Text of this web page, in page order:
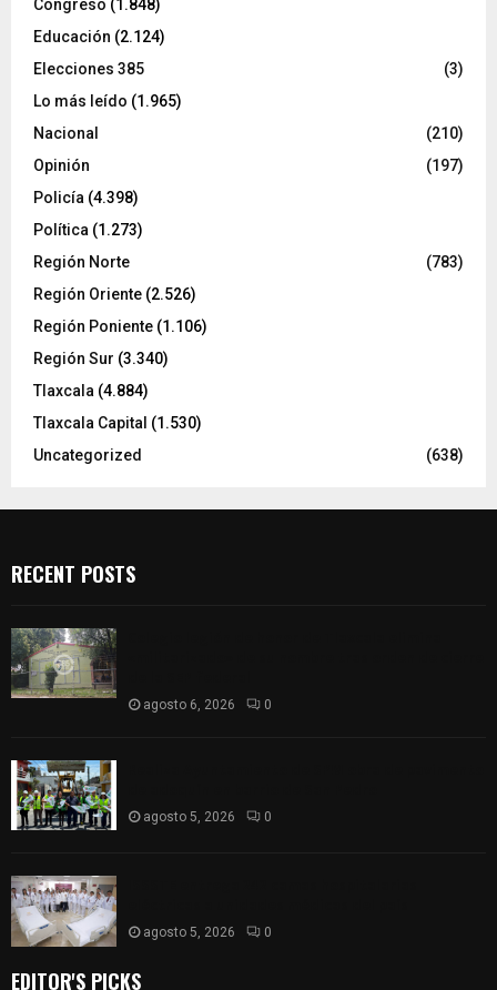
Congreso (1.848)
Educación (2.124)
Elecciones 385
(3)
Lo más leído (1.965)
Nacional
(210)
Opinión
(197)
Policía (4.398)
Política (1.273)
Región Norte
(783)
Región Oriente (2.526)
Región Poniente (1.106)
Región Sur (3.340)
Tlaxcala (4.884)
Tlaxcala Capital (1.530)
Uncategorized
(638)
RECENT POSTS
agosto 6, 2026 0
agosto 5, 2026 0
agosto 5, 2026 0
EDITOR'S PICKS